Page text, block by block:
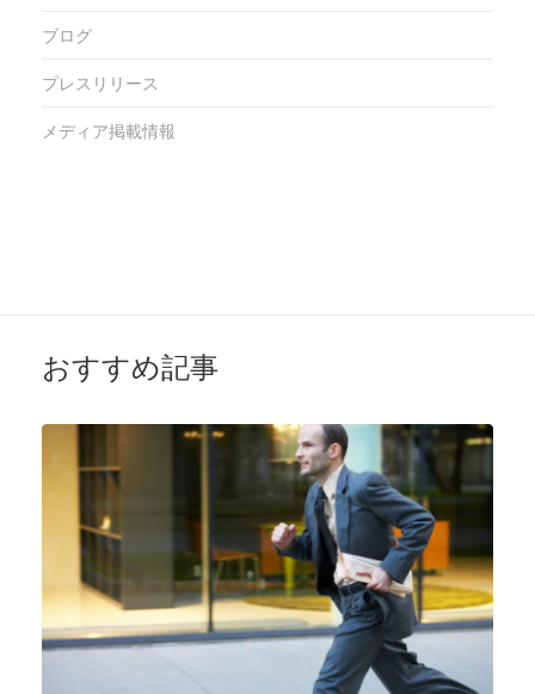
ブログ
プレスリリース
メディア掲載情報
おすすめ記事